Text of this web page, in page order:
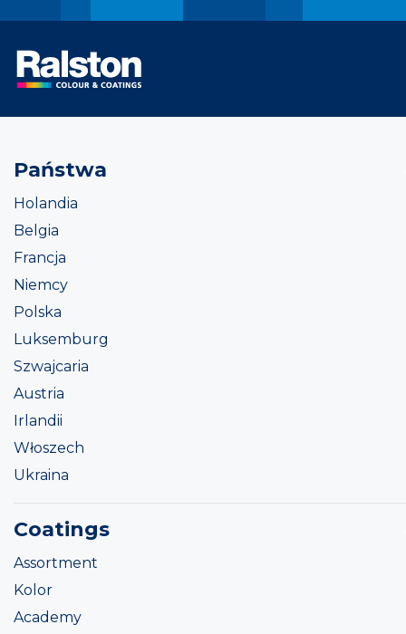
Państwa
Holandia
Belgia
Francja
Niemcy
Polska
Luksemburg
Szwajcaria
Austria
Irlandii
Włoszech
Ukraina
Coatings
Assortment
Kolor
Academy